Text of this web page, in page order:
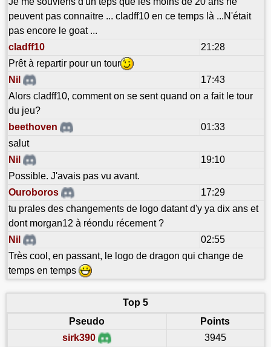
peuvent pas connaitre ... cladff10 en ce temps là ...N'était
pas encore le goat ...
cladff10
21:28
Prêt à repartir pour un tour
Nil
17:43
Alors cladff10, comment on se sent quand on a fait le tour
du jeu?
beethoven
01:33
salut
Nil
19:10
Possible. J'avais pas vu avant.
Ouroboros
17:29
tu prales des changements de logo datant d'y ya dix ans et
dont morgan12 à réondu récement ?
Nil
02:55
Très cool, en passant, le logo de dragon qui change de
temps en temps
Top 5
Pseudo
Points
sirk390
3945